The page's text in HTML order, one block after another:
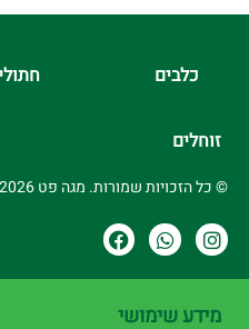
כלבים
זוחלים
© כל הזכויות שמורות. מגה פט 2026.
מידע שימושי